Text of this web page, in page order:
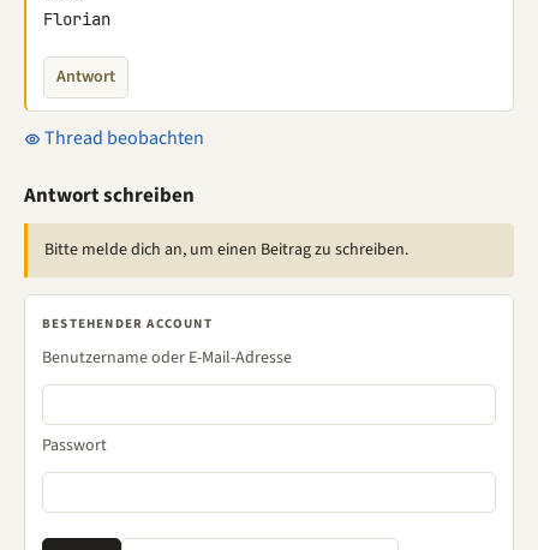
Florian
Antwort
Thread beobachten
Antwort schreiben
Bitte melde dich an, um einen Beitrag zu schreiben.
BESTEHENDER ACCOUNT
Benutzername oder E-Mail-Adresse
Passwort